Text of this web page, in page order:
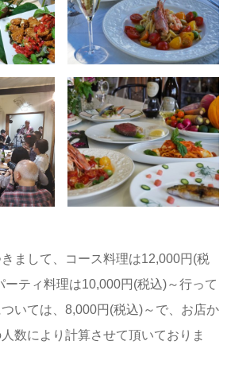
まして、コース料理は12,000円(税
ーティ料理は10,000円(税込)～行って
いては、8,000円(税込)～で、お店か
数により計算させて頂いておりま